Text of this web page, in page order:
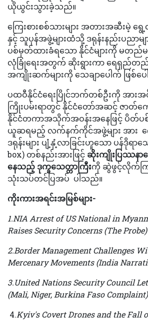
ယိုယွင်းသွားခဲ့သည်။
ကြေးစားစစ်သားများ အတားအဆီးမဲ့ ရွေ့
နှင့် သူပုန်အဖွဲ့များထံသို့ ဒရုန်းနည်းပညာမ
ပစ်မှတ်ထားခံရသော နိုင်ငံများကို မတည်မင
လုံခြုံရေးအတွက် ဆိုးရွားကာ ရေရှည်
အကျိုးဆက်များကို သေချာပေါက် ဖြစ်ပ
ပထဝီနိုင်ငံရေးပြိုင်ဘက်တစ်ဦးကို အားအ
ကြိုးပမ်းရာတွင် နိုင်ငံတော်အဆင့် ဇာတ်က
နိုင်ငံတကာအသိုက်အဝန်းအနေဖြင့် ပိတ်ပစ်
ယူဆရမည့် လက်နက်ကိုင်အဖွဲ့များ အား ကေ
ဒရုန်းများ ပျံ့နှံ့လာခြင်းဟူသော ပန်ဒိုရာသ
box) တစ်နည်းအားဖြင့် ဆိုးကျိုးပြဿနာပ
နေသည့် ဒုက္ခသေတ္တာကြီးကို ဆွဲဖွင့်လိုက်ကြပ
သုံးသပ်တင်ပြအပ် ပါသည်။
ကိုးကားအရင်းအမြစ်များ-
1.NIA Arrest of US National in
Raises Security Concerns (The Probe)
2.Border Management Challenges
Mercenary Movements (India
3.United Nations Security Council
(Mali, Niger, Burkina Faso Complaint)
4.Kyiv's Covert Drones and the Fall